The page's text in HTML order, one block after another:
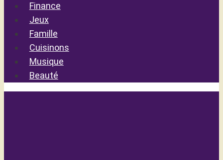
Finance
Jeux
Famille
Cuisinons
Musique
Beauté